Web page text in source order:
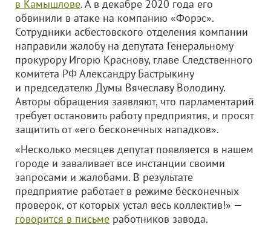
в Камышлове. А в декабре 2020 года его
обвинили в атаке на компанию «Форэс».
Сотрудники асбестовского отделения компании
направили жалобу на депутата Генеральному
прокурору Игорю Краснову, главе Следственного
комитета РФ Александру Бастрыкину
и председателю Думы Вячеславу Володину.
Авторы обращения заявляют, что парламентарий
требует остановить работу предприятия, и просят
защитить от «его бесконечных нападков».
«Несколько месяцев депутат появляется в нашем
городе и заваливает все инстанции своими
запросами и жалобами. В результате
предприятие работает в режиме бесконечных
проверок, от которых устал весь коллектив!» —
говорится в письме работников завода.